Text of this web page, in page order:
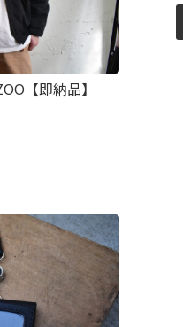
【即納品】